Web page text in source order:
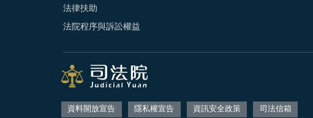
法律扶助
法院程序與訴訟權益
:::
資料開放宣告 隱私權宣告 資訊安全政策 司法信箱